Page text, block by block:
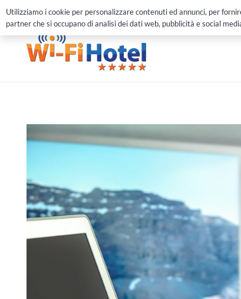
051 6147570 info@wifihotel.it Chat
Utilizziamo i cookie per personalizzare contenuti ed annunci, per
partner che si occupano di analisi dei dati web, pubblicità e social